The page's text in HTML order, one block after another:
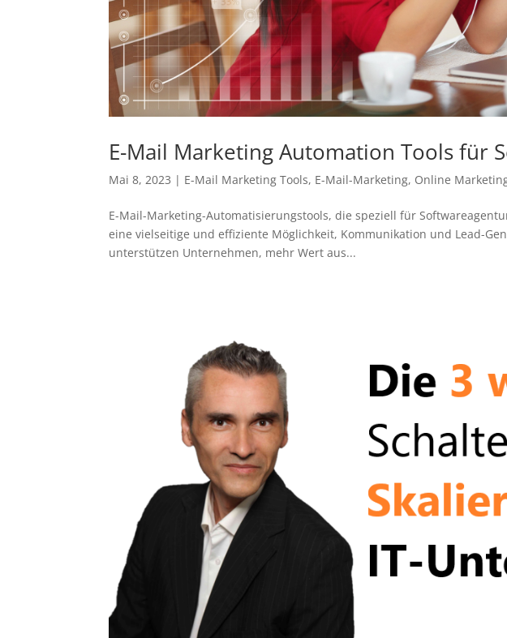
E-Mail Marketing Automation Tools für
Mai 8, 2023 | E-Mail Marketing Tools, E-Mail-Marketing, Online
E-Mail-Marketing-Automatisierungstools, die speziell für
eine vielseitige und effiziente Möglichkeit, Kommunikation und Lead-
unterstützen Unternehmen, mehr Wert aus...